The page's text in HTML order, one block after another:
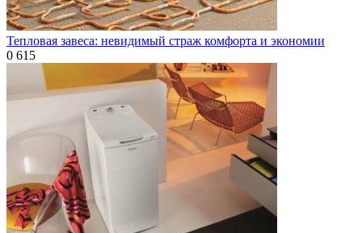
Тепловая завеса: невидимый страж комфорта и экономии
0 615